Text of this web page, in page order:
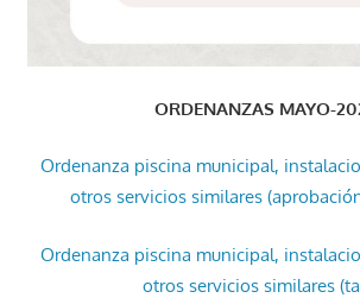
ORDENANZAS MAYO-
Ordenanza piscina municipal,
otros servicios similares
Ordenanza piscina municipal,
otros servicios similares